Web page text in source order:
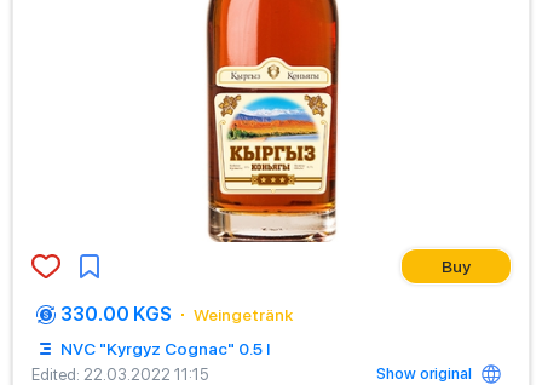
Buy
330.00 KGS
Weingetränk
NVC "Kyrgyz Cognac" 0.5 l
Edited: 22.03.2022 11:15
Show original